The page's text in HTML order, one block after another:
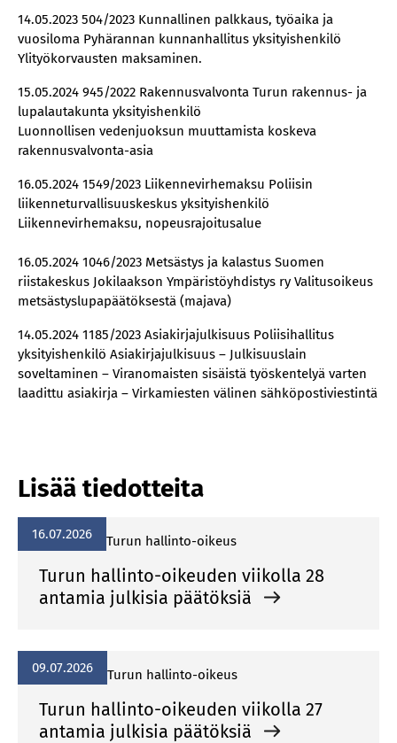
14.05.2023 504/2023 Kunnallinen palkkaus, työaika ja
vuosiloma Pyhärannan kunnanhallitus yksityishenkilö
Ylityökorvausten maksaminen.
15.05.2024 945/2022 Rakennusvalvonta Turun rakennus- ja
lupalautakunta yksityishenkilö
Luonnollisen vedenjuoksun muuttamista koskeva
rakennusvalvonta-asia
16.05.2024 1549/2023 Liikennevirhemaksu Poliisin
liikenneturvallisuuskeskus yksityishenkilö
Liikennevirhemaksu, nopeusrajoitusalue
16.05.2024 1046/2023 Metsästys ja kalastus Suomen
riistakeskus Jokilaakson Ympäristöyhdistys ry Valitusoikeus
metsästyslupapäätöksestä (majava)
14.05.2024 1185/2023 Asiakirjajulkisuus Poliisihallitus
yksityishenkilö Asiakirjajulkisuus – Julkisuuslain
soveltaminen – Viranomaisten sisäistä työskentelyä varten
laadittu asiakirja – Virkamiesten välinen sähköpostiviestintä
Lisää tiedotteita
16.07.2026 Turun hallinto-oikeus
Turun hallinto-oikeuden viikolla 28
antamia julkisia päätöksiä
09.07.2026 Turun hallinto-oikeus
Turun hallinto-oikeuden viikolla 27
antamia julkisia päätöksiä